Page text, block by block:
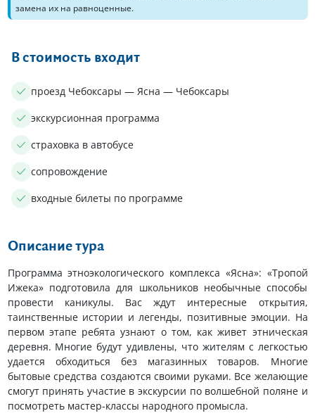
замена их на равноценные.
В стоимость входит
проезд Чебоксары — Ясна — Чебоксары
экскурсионная программа
страховка в автобусе
сопровождение
входные билеты по программе
Описание тура
Программа этноэкологического комплекса «Ясна»: «Тропой
Ижека» подготовила для школьников необычные способы
провести каникулы. Вас ждут интересные открытия,
таинственные истории и легенды, позитивные эмоции. На
первом этапе ребята узнают о том, как живет этническая
деревня. Многие будут удивлены, что жителям с легкостью
удается обходиться без магазинных товаров. Многие
бытовые средства создаются своими руками. Все желающие
смогут принять участие в экскурсии по волшебной поляне и
посмотреть мастер-классы народного промысла.